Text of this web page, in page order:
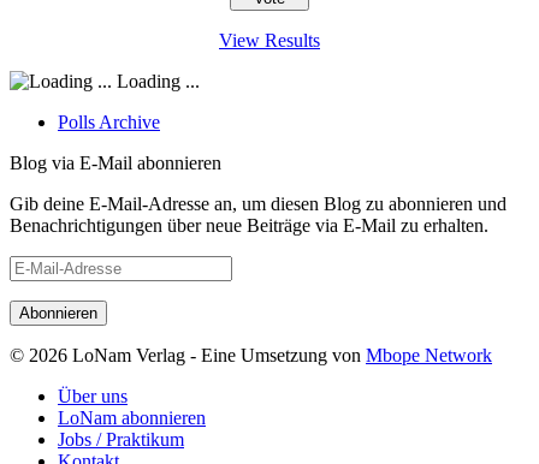
View Results
Loading ...
Polls Archive
Blog via E-Mail abonnieren
Gib deine E-Mail-Adresse an, um diesen Blog zu abonnieren und
Benachrichtigungen über neue Beiträge via E-Mail zu erhalten.
E-
Mail-
Adresse
© 2026 LoNam Verlag - Eine Umsetzung von Mbope Network
Über uns
LoNam abonnieren
Jobs / Praktikum